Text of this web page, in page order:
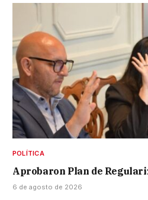
POLÍTICA
Aprobaron Plan de
6 de agosto de 2026